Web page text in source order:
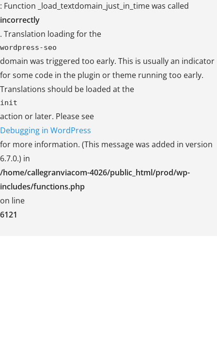
: Function _load_textdomain_just_in_time was called
incorrectly
. Translation loading for the
wordpress-seo
domain was triggered too early. This is usually an indicator
for some code in the plugin or theme running too early.
Translations should be loaded at the
init
action or later. Please see
Debugging in WordPress
for more information. (This message was added in version
6.7.0.) in
/home/callegranviacom-4026/public_html/prod/wp-
includes/functions.php
on line
6121